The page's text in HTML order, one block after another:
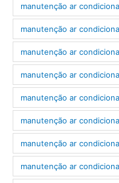
manutenção ar
manutenção ar
manutenção ar
manutenção ar
manutenção ar
manutenção ar
manutenção ar
manutenção ar